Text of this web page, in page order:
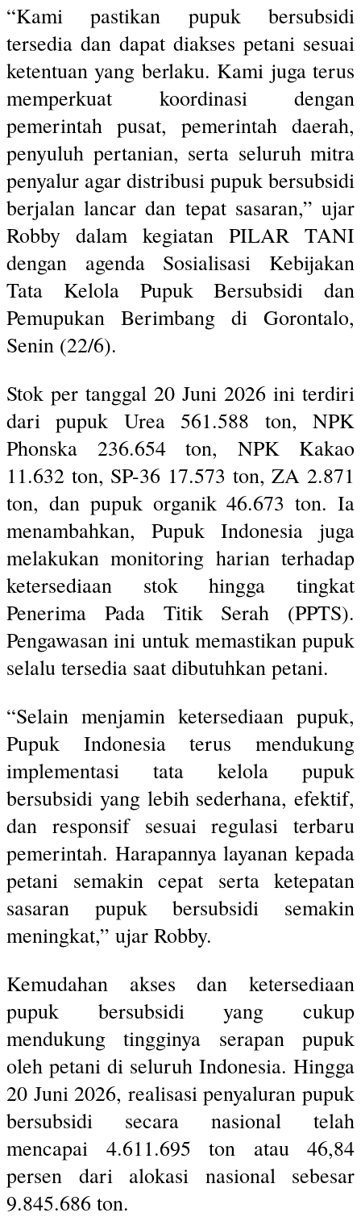
“Kami pastikan pupuk bersubsidi
tersedia dan dapat diakses petani sesuai
ketentuan yang berlaku. Kami juga terus
memperkuat koordinasi dengan
pemerintah pusat, pemerintah daerah,
penyuluh pertanian, serta seluruh mitra
penyalur agar distribusi pupuk bersubsidi
berjalan lancar dan tepat sasaran,” ujar
Robby dalam kegiatan PILAR TANI
dengan agenda Sosialisasi Kebijakan
Tata Kelola Pupuk Bersubsidi dan
Pemupukan Berimbang di Gorontalo,
Senin (22/6).
Stok per tanggal 20 Juni 2026 ini terdiri
dari pupuk Urea 561.588 ton, NPK
Phonska 236.654 ton, NPK Kakao
11.632 ton, SP-36 17.573 ton, ZA 2.871
ton, dan pupuk organik 46.673 ton. Ia
menambahkan, Pupuk Indonesia juga
melakukan monitoring harian terhadap
ketersediaan stok hingga tingkat
Penerima Pada Titik Serah (PPTS).
Pengawasan ini untuk memastikan pupuk
selalu tersedia saat dibutuhkan petani.
“Selain menjamin ketersediaan pupuk,
Pupuk Indonesia terus mendukung
implementasi tata kelola pupuk
bersubsidi yang lebih sederhana, efektif,
dan responsif sesuai regulasi terbaru
pemerintah. Harapannya layanan kepada
petani semakin cepat serta ketepatan
sasaran pupuk bersubsidi semakin
meningkat,” ujar Robby.
Kemudahan akses dan ketersediaan
pupuk bersubsidi yang cukup
mendukung tingginya serapan pupuk
oleh petani di seluruh Indonesia. Hingga
20 Juni 2026, realisasi penyaluran pupuk
bersubsidi secara nasional telah
mencapai 4.611.695 ton atau 46,84
persen dari alokasi nasional sebesar
9.845.686 ton.